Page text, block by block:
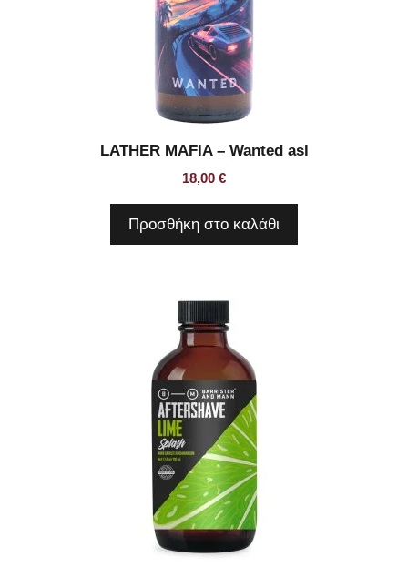
LATHER MAFIA – Wanted asl
18,00 €
Προσθήκη στο καλάθι